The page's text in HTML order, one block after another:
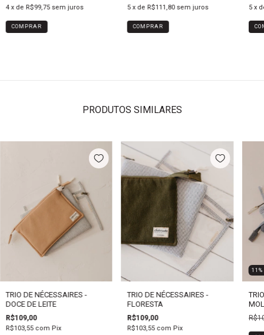
4 x de R$99,75 sem juros
5 x de R$111,80 sem juros
5 x
PRODUTOS SIMILARES
TRIO DE NÉCESSAIRES -
DOCE DE LEITE
R$109,00
R$103,55 com Pix
TRIO DE NÉCESSAIRES -
FLORESTA
R$109,00
R$103,55 com Pix
11